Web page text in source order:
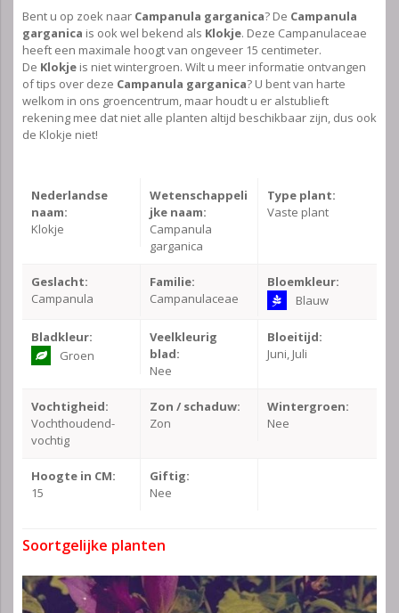
Bent u op zoek naar Campanula garganica? De Campanula
garganica is ook wel bekend als Klokje. Deze Campanulaceae
heeft een maximale hoogt van ongeveer 15 centimeter.
De Klokje is niet wintergroen. Wilt u meer informatie ontvangen
of tips over deze Campanula garganica? U bent van harte
welkom in ons groencentrum, maar houdt u er alstublieft
rekening mee dat niet alle planten altijd beschikbaar zijn, dus ook
de Klokje niet!
Nederlandse
naam:
Klokje
Wetenschappeli
jke naam:
Campanula
garganica
Type plant:
Vaste plant
Geslacht:
Campanula
Familie:
Campanulaceae
Bloemkleur:
Blauw
Bladkleur:
Groen
Veelkleurig
blad:
Nee
Bloeitijd:
Juni, Juli
Vochtigheid:
Vochthoudend-
vochtig
Zon / schaduw:
Zon
Wintergroen:
Nee
Hoogte in CM:
15
Giftig:
Nee
Soortgelijke planten